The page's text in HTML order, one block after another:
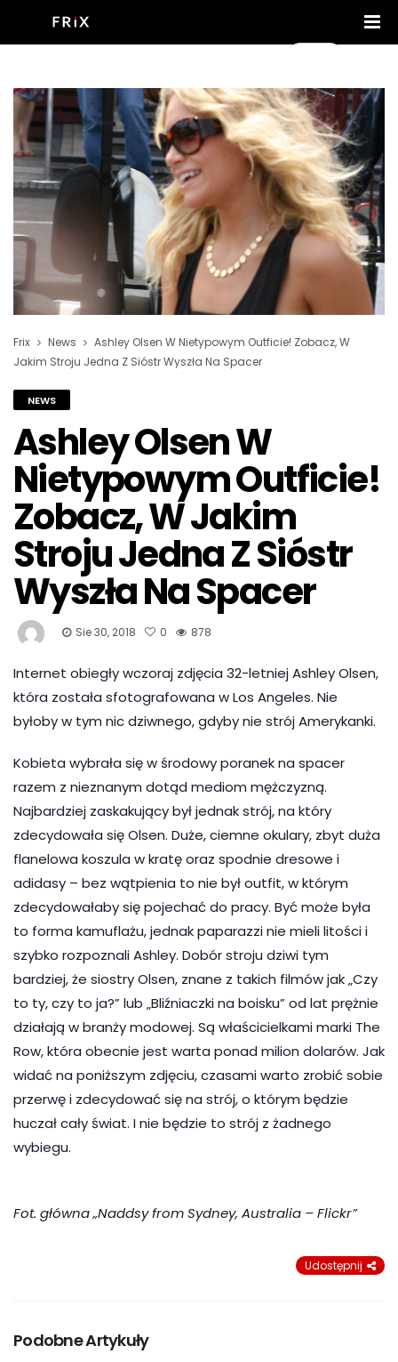
Frix News
Ashley Olsen W Nietypowym Outficie! Zobacz, W
Jakim Stroju Jedna Z Sióstr Wyszła Na Spacer
NEWS
Ashley Olsen W
Nietypowym Outficie!
Zobacz, W Jakim
Stroju Jedna Z Sióstr
Wyszła Na Spacer
Sie 30, 2018 0 878
Internet obiegły wczoraj zdjęcia 32-letniej Ashley Olsen,
która została sfotografowana w Los Angeles. Nie
byłoby w tym nic dziwnego, gdyby nie strój Amerykanki.
Kobieta wybrała się w środowy poranek na spacer
razem z nieznanym dotąd mediom mężczyzną.
Najbardziej zaskakujący był jednak strój, na który
zdecydowała się Olsen. Duże, ciemne okulary, zbyt duża
flanelowa koszula w kratę oraz spodnie dresowe i
adidasy – bez wątpienia to nie był outfit, w którym
zdecydowałaby się pojechać do pracy. Być może była
to forma kamuflażu, jednak paparazzi nie mieli litości i
szybko rozpoznali Ashley. Dobór stroju dziwi tym
bardziej, że siostry Olsen, znane z takich filmów jak „Czy
to ty, czy to ja?” lub „Bliźniaczki na boisku” od lat prężnie
działają w branży modowej. Są właścicielkami marki The
Row, która obecnie jest warta ponad milion dolarów. Jak
widać na poniższym zdjęciu, czasami warto zrobić sobie
przerwę i zdecydować się na strój, o którym będzie
huczał cały świat. I nie będzie to strój z żadnego
wybiegu.
Fot. główna „Naddsy from Sydney, Australia – Flickr”
Udostępnij
Podobne Artykuły